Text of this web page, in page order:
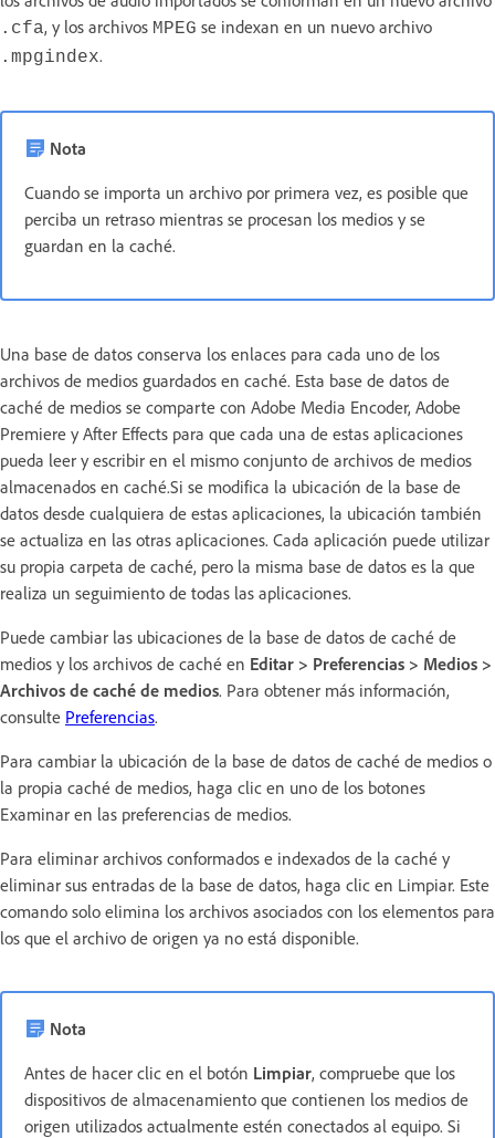
.cfa, y los archivos MPEG se indexan en un nuevo archivo
.mpgindex.
Nota
Cuando se importa un archivo por primera vez, es posible que
perciba un retraso mientras se procesan los medios y se
guardan en la caché.
Una base de datos conserva los enlaces para cada uno de los
archivos de medios guardados en caché. Esta base de datos de
caché de medios se comparte con Adobe Media Encoder, Adobe
Premiere y After Effects para que cada una de estas aplicaciones
pueda leer y escribir en el mismo conjunto de archivos de medios
almacenados en caché.Si se modifica la ubicación de la base de
datos desde cualquiera de estas aplicaciones, la ubicación también
se actualiza en las otras aplicaciones. Cada aplicación puede utilizar
su propia carpeta de caché, pero la misma base de datos es la que
realiza un seguimiento de todas las aplicaciones.
Puede cambiar las ubicaciones de la base de datos de caché de
medios y los archivos de caché en Editar > Preferencias > Medios >
Archivos de caché de medios. Para obtener más información,
consulte Preferencias.
Para cambiar la ubicación de la base de datos de caché de medios o
la propia caché de medios, haga clic en uno de los botones
Examinar en las preferencias de medios.
Para eliminar archivos conformados e indexados de la caché y
eliminar sus entradas de la base de datos, haga clic en Limpiar. Este
comando solo elimina los archivos asociados con los elementos para
los que el archivo de origen ya no está disponible.
Nota
Antes de hacer clic en el botón Limpiar, compruebe que los
dispositivos de almacenamiento que contienen los medios de
origen utilizados actualmente estén conectados al equipo. Si